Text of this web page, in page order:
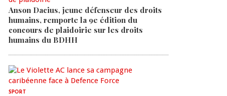
Anson Dacius, jeune défenseur des droits
humains, remporte la 9e édition du
concours de plaidoirie sur les droits
humains du BDHH
SPORT